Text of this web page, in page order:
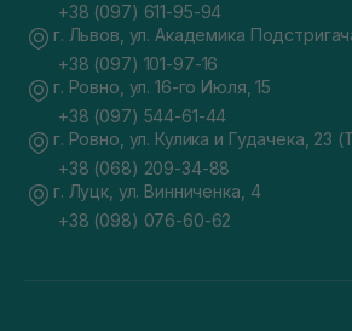
+38 (097) 611-95-94
г. Львов, ул. Академика
+38 (097) 101-97-16
г. Ровно, ул. 16-го Июля, 15
+38 (097) 544-61-44
г. Ровно, ул. Кулика и Гудачека, 23
+38 (068) 209-34-88
г. Луцк, ул. Винниченка, 4
+38 (098) 076-60-62